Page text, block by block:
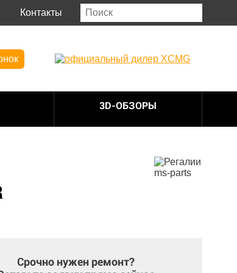
Контакты
3D-ОБЗОРЫ
Срочно нужен ремонт?